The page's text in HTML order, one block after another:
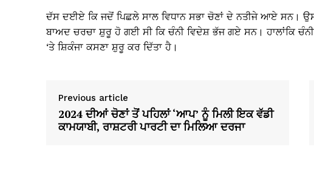
ਦੱਸ ਦਈਏ ਕਿ ਜਦੋਂ ਪਿਛਲੇ ਸਾਲ ਵਿਧਾਨ ਸਭਾ ਚੋਣਾਂ ਦੇ ਨਤੀਜੇ ਆਏ ਸਨ।
ਬਾਅਦ ਚਰਚਾ ਸ਼ੁਰੂ ਹੋ ਗਈ ਸੀ ਕਿ ਚੰਨੀ ਵਿਦੇਸ਼ ਭੱਜ ਗਏ ਸਨ। ਹਾਲਾਂਕਿ
‘ਤੇ ਸ਼ਿਕੰਜਾ ਕਸਣਾ ਸ਼ੁਰੂ ਕਰ ਦਿੱਤਾ ਹੈ।
Previous article
2024 ਦੀਆਂ ਚੋਣਾਂ ਤੋਂ ਪਹਿਲਾਂ ‘ਆਪ’ ਨੂੰ ਮਿਲੀ ਇਕ ਵੱਡੀ
ਕਾਮਯਾਬੀ, ਰਾਸ਼ਟਰੀ ਪਾਰਟੀ ਦਾ ਮਿਲਿਆ ਦਰਜਾ